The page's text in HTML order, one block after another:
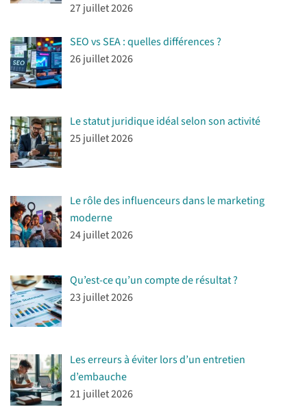
27 juillet 2026
SEO vs SEA : quelles différences ?
26 juillet 2026
Le statut juridique idéal selon son activité
25 juillet 2026
Le rôle des influenceurs dans le marketing
moderne
24 juillet 2026
Qu’est-ce qu’un compte de résultat ?
23 juillet 2026
Les erreurs à éviter lors d’un entretien
d’embauche
21 juillet 2026